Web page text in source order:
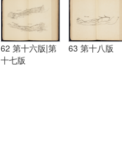
62 第十六版|第
十七版
63 第十八版